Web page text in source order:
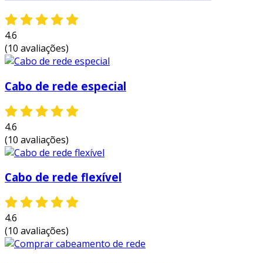
destacar:
proteção contra interferências:
blindagem reduz drasticamente os efeitos
eletromagnéticas, garantindo uma
maior confiabilidade:
desempenho em ambientes de alta
interferência, o cabo proporciona uma
aplicações críticas.
durabilidade:
utilizados na fabricação do cabo furukawa
otimizando seu investimento.
4.6
(10 avaliações)
Cabo de rede especial
4.6
(10 avaliações)
Cabo de rede flexível
4.6
(10 avaliações)